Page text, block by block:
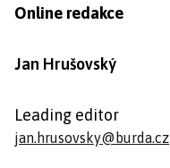
Online redakce
Jan Hrušovský
Leading editor
jan.hrusovsky@burda.cz